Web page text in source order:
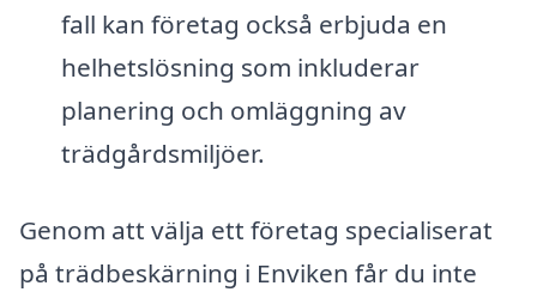
fall kan företag också erbjuda en
helhetslösning som inkluderar
planering och omläggning av
trädgårdsmiljöer.
Genom att välja ett företag specialiserat
på trädbeskärning i Enviken får du inte